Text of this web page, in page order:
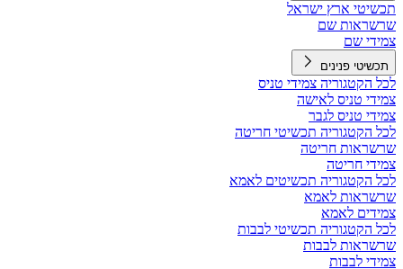
תכשיטי ארץ ישראל
שרשראות שם
צמידי שם
תכשיטי פנינים
לכל הקטגוריה צמידי טניס
צמידי טניס לאישה
צמידי טניס לגבר
לכל הקטגוריה תכשיטי חריטה
שרשראות חריטה
צמידי חריטה
לכל הקטגוריה תכשיטים לאמא
שרשראות לאמא
צמידים לאמא
לכל הקטגוריה תכשיטי לבבות
שרשראות לבבות
צמידי לבבות